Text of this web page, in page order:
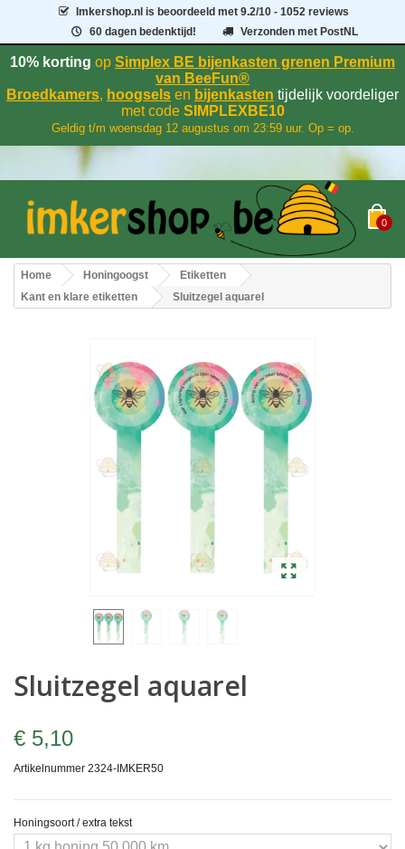
Imkershop.nl is beoordeeld met9.2/10 - 1052 reviews
60 dagen bedenktijd!
Verzonden met PostNL
10% korting op Simplex BE bijenkasten grenen Premium
van BeeFun®
Broedkamers, hoogsels en bijenkasten tijdelijk voordeliger
met codeSIMPLEXBE10
Geldig t/m woensdag 12 augustus om 23:59 uur. Op = op.
0
Home Honingoogst
Etiketten
Kant en klare etiketten
Sluitzegel aquarel
Sluitzegel aquarel
€ 5,10
Artikelnummer 2324-IMKER50
Honingsoort / extra tekst